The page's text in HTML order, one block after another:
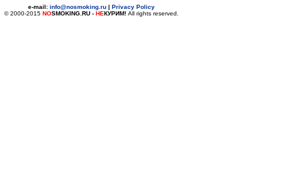
e-mail: info@nosmoking.ru | Privacy Policy
© 2000-2015 NOSMOKING.RU - НЕКУРИМ! All rights reserved.